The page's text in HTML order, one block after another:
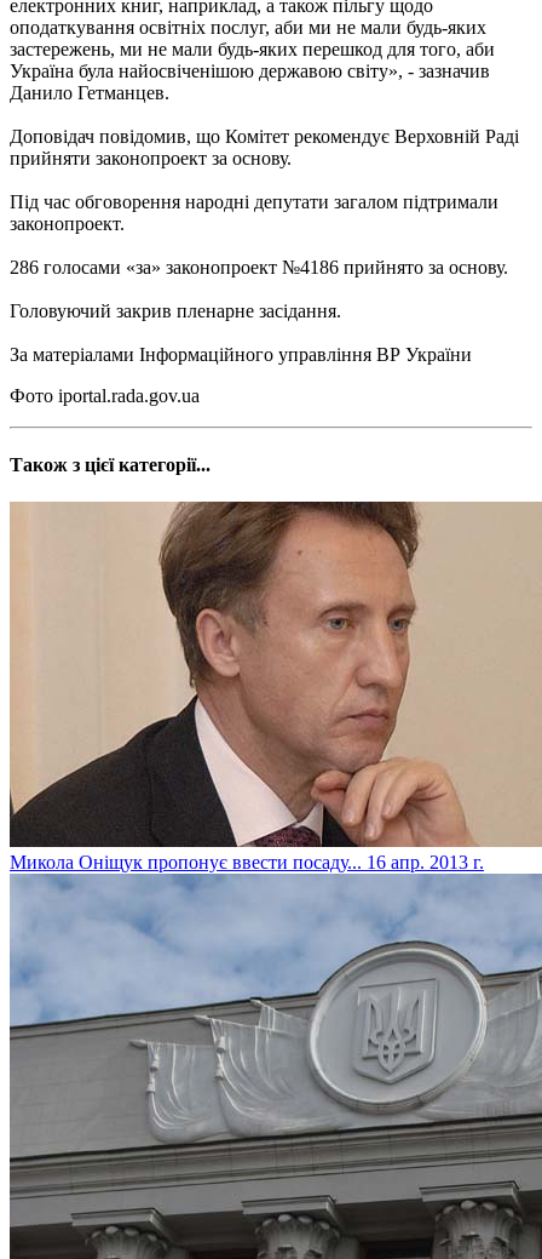
електронних книг, наприклад, а також пільгу щодо
оподаткування освітніх послуг, аби ми не мали будь-яких
застережень, ми не мали будь-яких перешкод для того, аби
Україна була найосвіченішою державою світу», - зазначив
Данило Гетманцев.
Доповідач повідомив, що Комітет рекомендує Верховній Раді
прийняти законопроект за основу.
Під час обговорення народні депутати загалом підтримали
законопроект.
286 голосами «за» законопроект №4186 прийнято за основу.
Головуючий закрив пленарне засідання.
За матеріалами Інформаційного управління ВР України
Фото iportal.rada.gov.ua
Також з цієї категорії...
Микола Оніщук пропонує ввести посаду... 16 апр. 2013 г.